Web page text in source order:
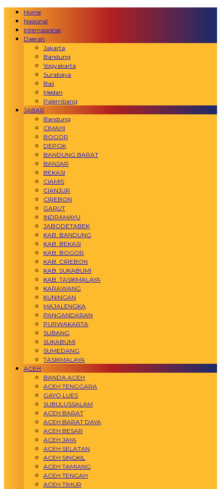
Home
Nasional
Internasional
Daerah
Jakarta
Bandung
Yogyakarta
Surabaya
Bali
Medan
Palembang
JABAR
Bandung
CIMAHI
BOGOR
DEPOK
BANDUNG BARAT
BANJAR
BEKASI
CIAMIS
CIANJUR
CIREBON
GARUT
INDRAMAYU
JABODETABEK
KAB. BANDUNG
KAB. BEKASI
KAB. BOGOR
KAB. CIREBON
KAB. SUKABUMI
KAB. TASIKMALAYA
KARAWANG
KUNINGAN
MAJALENGKA
PANGANDARAN
PURWAKARTA
SUBANG
SUKABUMI
SUMEDANG
TASIKMALAYA
ACEH
BANDA ACEH
ACEH TENGGARA
GAYO LUES
SUBULUSSALAM
ACEH BARAT
ACEH BARAT DAYA
ACEH BESAR
ACEH JAYA
ACEH SELATAN
ACEH SINGKIL
ACEH TAMIANG
ACEH TENGAH
ACEH TIMUR